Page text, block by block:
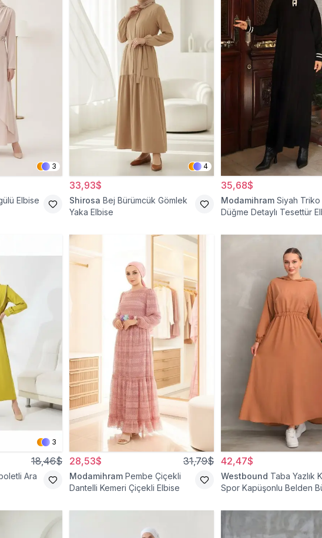
3
Elbise
4
33,93$
Shirosa Bej Bürümcük Gömlek
Yaka Elbise
35,68$
Modamihram Siyah Triko
Düğme Detaylı Tesettür
3
18,46$
Ara
28,53$ 31,79$
Modamihram Pembe Çiçekli
Dantelli Kemeri Çiçekli Elbise
42,47$
Westbound Taba Yazlık
Spor Kapüşonlu Belden